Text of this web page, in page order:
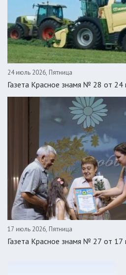
24 июль 2026, Пятница
Газета Красное знамя № 28 от 24
17 июль 2026, Пятница
Газета Красное знамя № 27 от 17